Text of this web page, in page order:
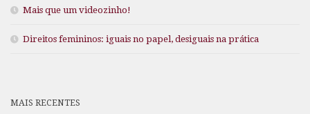
Mais que um videozinho!
Direitos femininos: iguais no papel, desiguais na prática
MAIS RECENTES